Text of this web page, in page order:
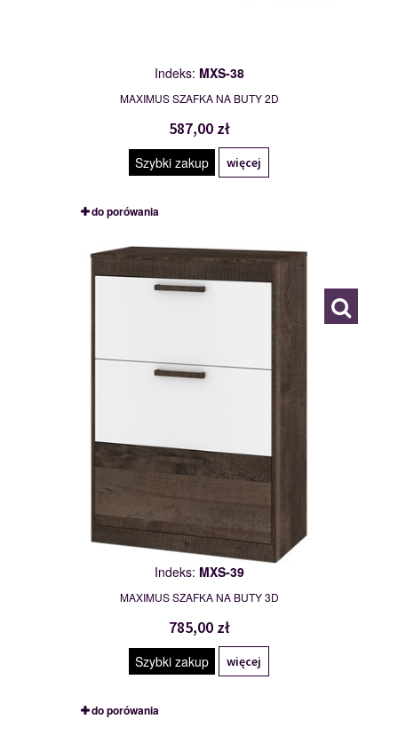
Indeks: MXS-38
MAXIMUS SZAFKA NA BUTY 2D
587,00 zł
Szybki zakup więcej
do porówania
MXS-39
117791
Indeks: MXS-39
MAXIMUS SZAFKA NA BUTY 3D
785,00 zł
Szybki zakup więcej
do porówania